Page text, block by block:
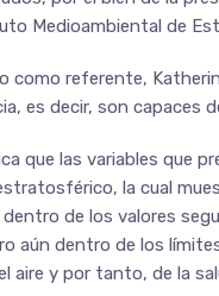
Medioambiental de
como referente,
es decir, son capaces
que las variables que
la cual
de los valores
aún dentro de los
aire y por tanto, de la